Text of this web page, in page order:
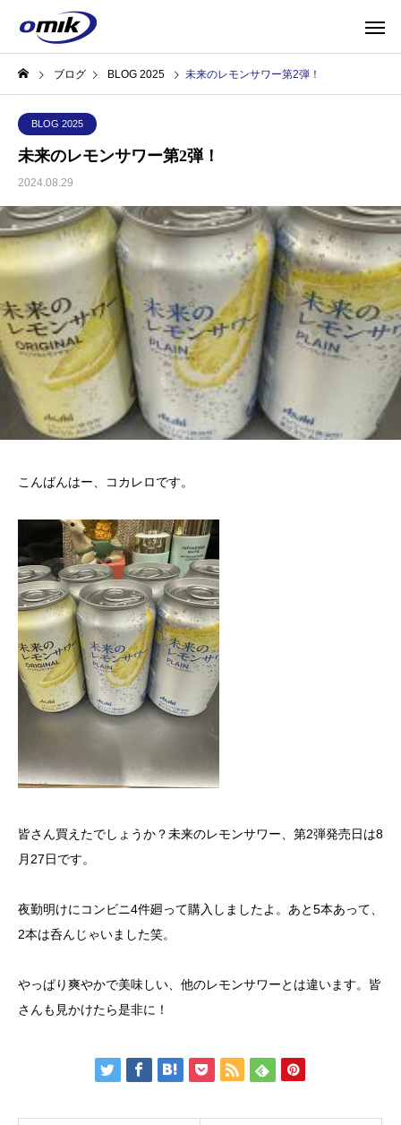
ブログ BLOG 2025 未来のレモンサワー第2弾！
BLOG 2025
未来のレモンサワー第2弾！
2024.08.29
こんばんはー、コカレロです。
皆さん買えたでしょうか？未来のレモンサワー、第2弾発売日は8
月27日です。
夜勤明けにコンビニ4件廻って購入しましたよ。あと5本あって、
2本は呑んじゃいました笑。
やっぱり爽やかで美味しい、他のレモンサワーとは違います。皆
さんも見かけたら是非に！